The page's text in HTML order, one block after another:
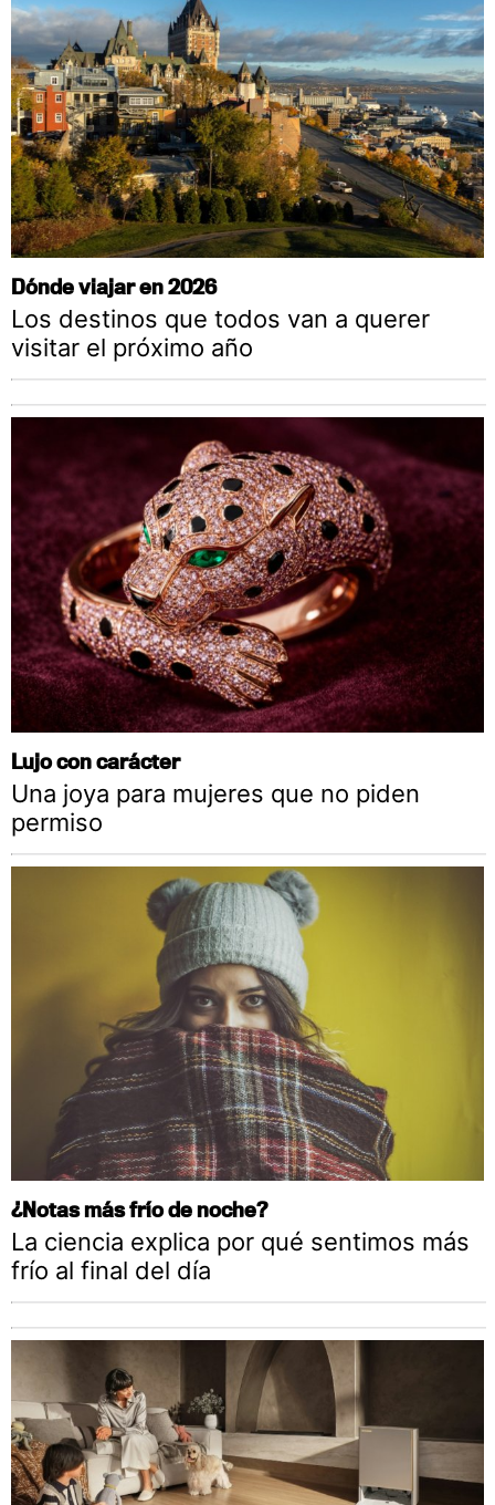
Dónde viajar en 2026
Los destinos que todos van a querer
visitar el próximo año
Lujo con carácter
Una joya para mujeres que no piden
permiso
¿Notas más frío de noche?
La ciencia explica por qué sentimos más
frío al final del día